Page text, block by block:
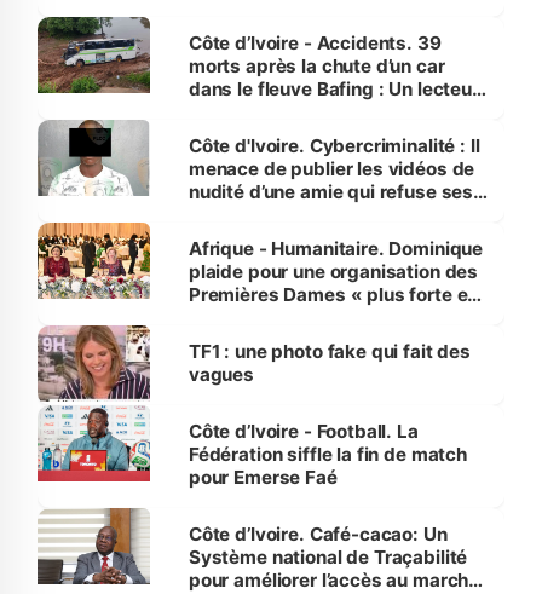
Côte d’Ivoire - Accidents. 39
morts après la chute d’un car
dans le fleuve Bafing : Un lecteur
des Transports
Côte d'Ivoire. Cybercriminalité : Il
menace de publier les vidéos de
nudité d’une amie qui refuse ses
Afrique - Humanitaire. Dominique
plaide pour une organisation des
Premières Dames « plus forte et
sur la scène internationale »
TF1 : une photo fake qui fait des
vagues
Côte d’Ivoire - Football. La
Fédération siffle la fin de match
pour Emerse Faé
Côte d’Ivoire. Café-cacao: Un
Système national de Traçabilité
pour améliorer l’accès au marché